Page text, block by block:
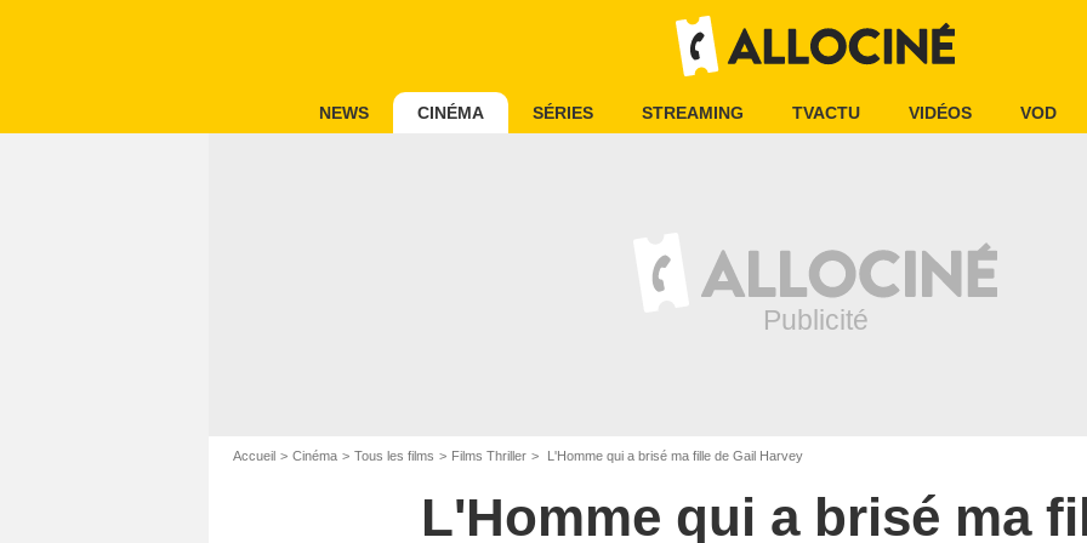
NEWS CINÉMA SÉRIES STREAMING TVACTU VIDÉOS VOD
Accueil Cinéma Tous les films Films Thriller L'Homme qui a brisé ma fille de Gail Harvey
L'Homme qui a brisé ma